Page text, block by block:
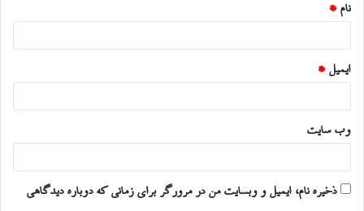
نام *
ایمیل *
وب‌ سایت
ذخیره نام، ایمیل و وبسایت من در مرورگر برای زمانی که دوباره دیدگاهی